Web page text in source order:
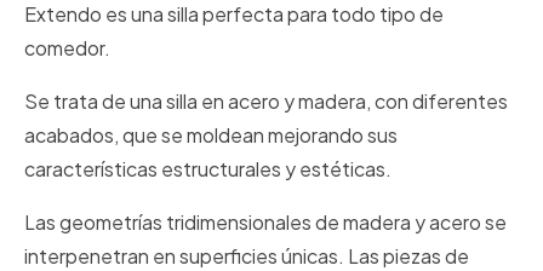
Extendo es una silla perfecta para todo tipo de
comedor.
Se trata de una silla en acero y madera, con diferentes
acabados, que se moldean mejorando sus
características estructurales y estéticas.
Las geometrías tridimensionales de madera y acero se
interpenetran en superficies únicas. Las piezas de